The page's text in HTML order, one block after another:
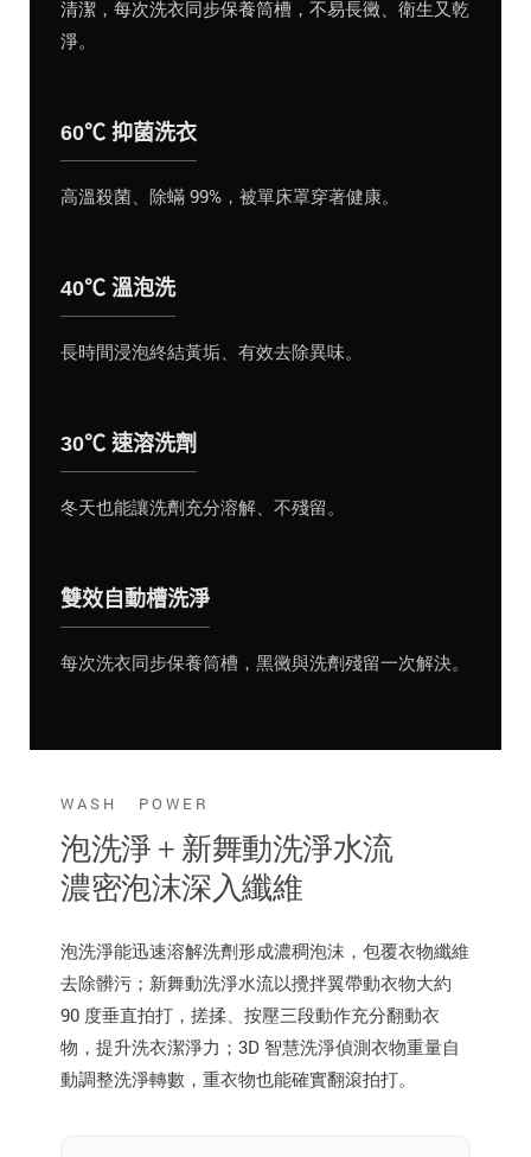
清潔，每次洗衣同步保養筒槽，不易長黴、衛生又乾
淨。
60℃ 抑菌洗衣
高溫殺菌、除蟎 99%，被單床罩穿著健康。
40℃ 溫泡洗
長時間浸泡終結黃垢、有效去除異味。
30℃ 速溶洗劑
冬天也能讓洗劑充分溶解、不殘留。
雙效自動槽洗淨
每次洗衣同步保養筒槽，黑黴與洗劑殘留一次解決。
WASH POWER
泡洗淨 + 新舞動洗淨水流
濃密泡沫深入纖維
泡洗淨能迅速溶解洗劑形成濃稠泡沫，包覆衣物纖維
去除髒污；新舞動洗淨水流以攪拌翼帶動衣物大約
90 度垂直拍打，搓揉、按壓三段動作充分翻動衣
物，提升洗衣潔淨力；3D 智慧洗淨偵測衣物重量自
動調整洗淨轉數，重衣物也能確實翻滾拍打。